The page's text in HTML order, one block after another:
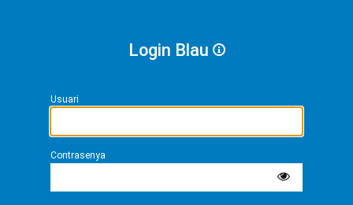
Login Blau
Usuari
Contrasenya